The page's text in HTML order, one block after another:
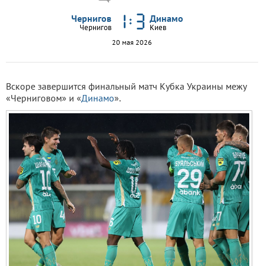
Чернигов
Чернигов
Динамо
Киев
20 мая 2026
Вскоре завершится финальный матч Кубка Украины межу
«Черниговом» и «Динамо».